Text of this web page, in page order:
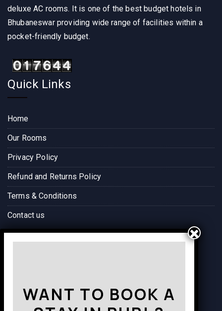
deluxe AC rooms. It is one of the best budget hotels in
Bhubaneswar providing wide range of facilities within a
pocket-friendly budget.
Quick Links
Home
Our Rooms
Privacy Policy
Refund and Returns Policy
Terms & Conditions
Contact us
Way to Destination
WANT TO BOOK A